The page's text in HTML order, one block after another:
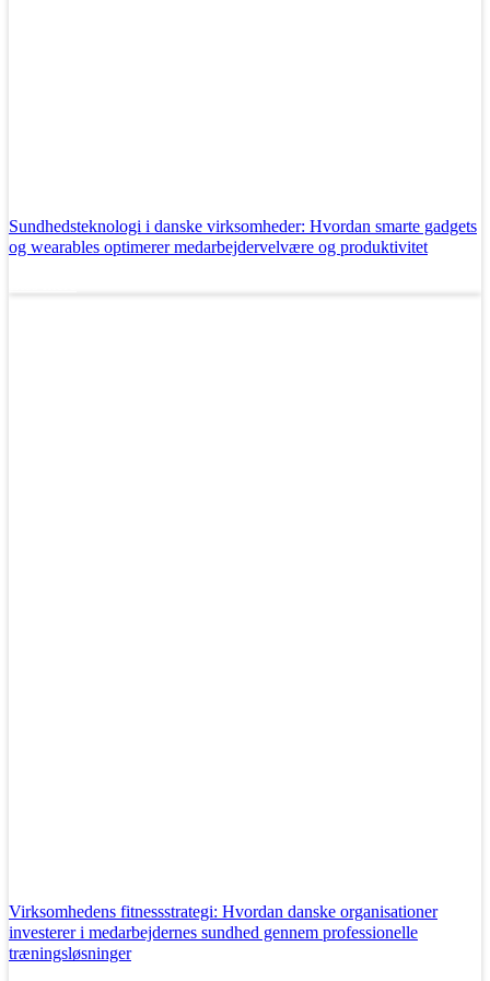
Sundhedsteknologi i danske virksomheder: Hvordan smarte gadgets
og wearables optimerer medarbejdervelvære og produktivitet
Virksomhedens fitnessstrategi: Hvordan danske organisationer
investerer i medarbejdernes sundhed gennem professionelle
træningsløsninger